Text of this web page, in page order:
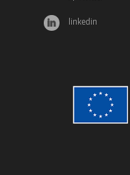
linkedin